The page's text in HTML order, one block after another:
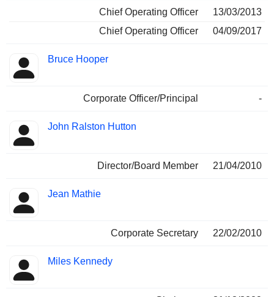
Chief Operating Officer
13/03/2013
Chief Operating Officer
04/09/2017
Bruce Hooper
Corporate Officer/Principal -
John Ralston Hutton
Director/Board Member 21/04/2010
Jean Mathie
Corporate Secretary 22/02/2010
Miles Kennedy